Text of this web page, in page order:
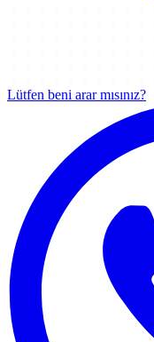
Lütfen beni arar mısınız?